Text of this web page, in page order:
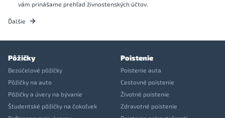
vám prinášame prehľad živnostenských účtov.
Ďalšie
Pôžičky
Bezúčelové pôžičky
Pôžičky na auto
Pôžičky a úvery na bývanie
Študentské pôžičky na čokoľvek
Poistenie
Poistenie auta
Cestovné poistenie
Životné poistenie
Zdravotné poistenie